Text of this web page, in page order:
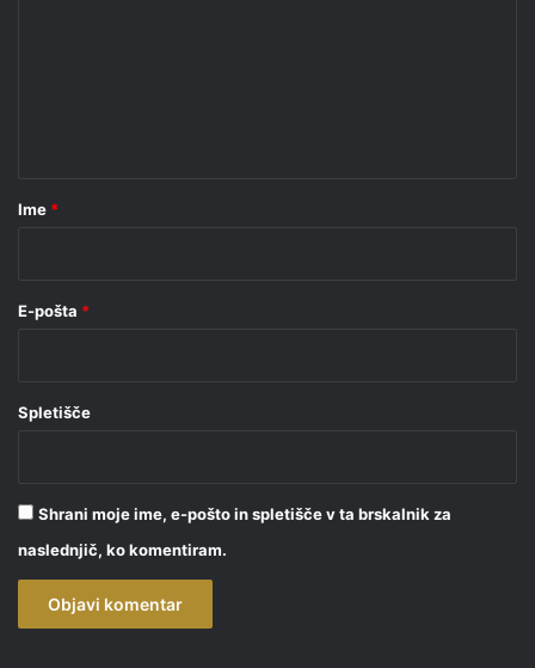
rIme *
E-pošta *
Spletišče
Shrani moje ime, e-pošto in spletišče v ta brskalnik za
naslednjič, ko komentiram.